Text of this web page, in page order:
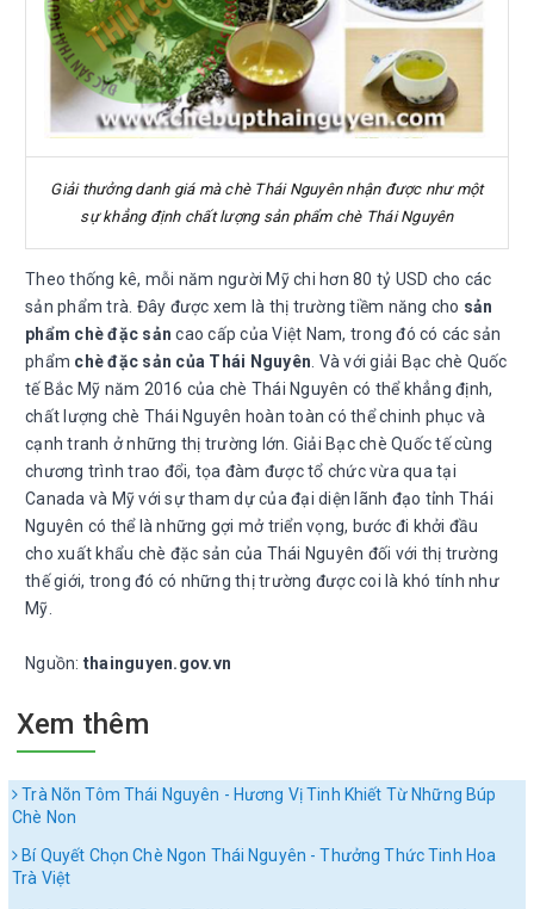
Giải thưởng danh giá mà chè Thái Nguyên nhận được như một
sự khẳng định chất lượng sản phẩm chè Thái Nguyên
Theo thống kê, mỗi năm người Mỹ chi hơn 80 tỷ USD cho các
sản phẩm trà. Đây được xem là thị trường tiềm năng cho sản
phẩm chè đặc sản cao cấp của Việt Nam, trong đó có các sản
phẩm chè đặc sản của Thái Nguyên . Và với giải Bạc chè Quốc
tế Bắc Mỹ năm 2016 của chè Thái Nguyên có thể khẳng định,
chất lượng chè Thái Nguyên hoàn toàn có thể chinh phục và
cạnh tranh ở những thị trường lớn. Giải Bạc chè Quốc tế cùng
chương trình trao đổi, tọa đàm được tổ chức vừa qua tại
Canada và Mỹ với sự tham dự của đại diện lãnh đạo tỉnh Thái
Nguyên có thể là những gợi mở triển vọng, bước đi khởi đầu
cho xuất khẩu chè đặc sản của Thái Nguyên đối với thị trường
thế giới, trong đó có những thị trường được coi là khó tính như
Mỹ.
Nguồn: thainguyen.gov.vn
Xem thêm
Trà Nõn Tôm Thái Nguyên - Hương Vị Tinh Khiết Từ Những Búp
Chè Non
Bí Quyết Chọn Chè Ngon Thái Nguyên - Thưởng Thức Tinh Hoa
Trà Việt